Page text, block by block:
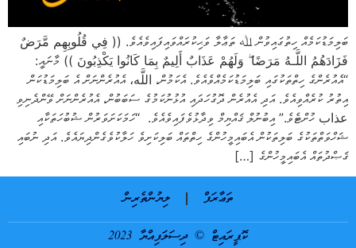
ބަލިމަޑުކަމެއް ހިތުގައިވުން ﷲ ތަޢާލާ ވަޙިކުރައްވައިފައިވެއެވެ. (( فِي قُلُوبِهِم مَّرَضٌ
فَزَادَهُمُ اللَّـهُ مَرَضًا ۖ وَلَهُمْ عَذَابٌ أَلِيمٌ بِمَا كَانُوا يَكْذِبُونَ )) މާނައީ:
“އެއުރެންގެ ހިތްތަކުގައި ބަލިމަޑުކަމެއްވެއެވެ. އެކަމުން، اللَّه، އެއުރެންނަށް އެ ބަލިމަޑުކަން
އިތުރު ކުރެއްވިއެވެ. އަދި އެއުރެން ދޮގުހަދައި އުޅުނުކަމުގެ ސަބަބުން، އެއުރެންނަށް ވޭންދެނިވި
عذاب ހުށްޓެވެ.” އިބުނުލް ޤައްޔިމް ވިދާޅުވެފައިވެއެވެ. “ހަމަކަށަވަރުން ޝުބުހަތަކާއި
ޝަހްވަތްތަކުގެ ބަލިތަކުން އެބައިމީހުންގެ ހިތްތައް ބަލިކަށިވެ ހަލާކުވެގެންދިޔައެވެ. އަދި ނުބައި
ޤަޞްދުތައް އެބައިމީހުންގެ […]
ތަޢާރަފް
ލިޔުންތެރިން
ކޮޕީރައިޓް © ދިސަލަފިއްޔާ 2023